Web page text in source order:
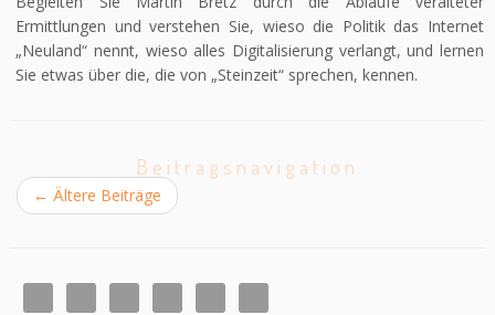
Ermittlungen und verstehen Sie, wieso die Politik das Internet
„Neuland“ nennt, wieso alles Digitalisierung verlangt, und lernen
Sie etwas über die, die von „Steinzeit“ sprechen, kennen.
Beitragsnavigation
← Ältere Beiträge